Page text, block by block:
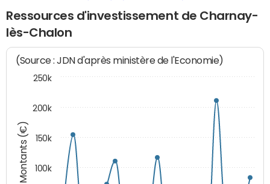
Ressources d'investissement de Charnay-
lès-Chalon
Montants (€)
(Source : JDN d'après ministère de l'Economie)
100k
150k
200k
250k